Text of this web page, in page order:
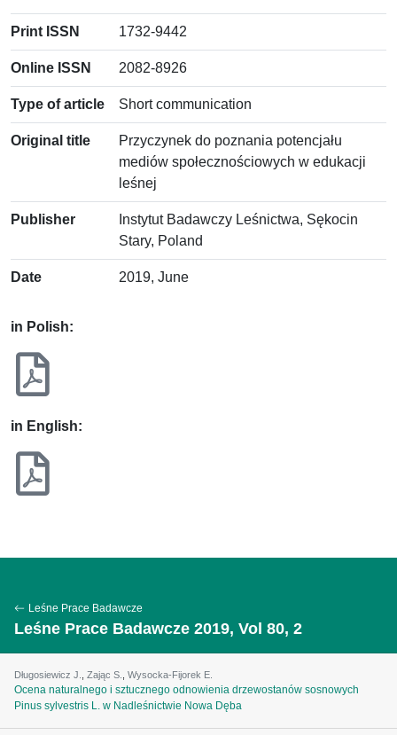
Print ISSN 1732-9442
Online ISSN 2082-8926
Type of article Short communication
Original title
Przyczynek do poznania potencjału
mediów społecznościowych w edukacji
leśnej
Publisher
Instytut Badawczy Leśnictwa, Sękocin
Stary, Poland
Date 2019, June
in Polish:
in English:
Leśne Prace Badawcze
Leśne Prace Badawcze 2019, Vol 80, 2
Długosiewicz J. Zając S. Wysocka-Fijorek E.
Ocena naturalnego i sztucznego odnowienia drzewostanów sosnowych
Pinus sylvestris L. w Nadleśnictwie Nowa Dęba